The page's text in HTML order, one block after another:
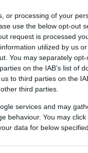
or processing of your
use the below opt-out
request is processed
utilized by us
You may separately
on the IAB’s list of
to third parties on the
third parties.
services and may
behaviour. You may
data for below
kezelje a
pozitívan
alapvető
önbizalmát,
A
képessé
saját magát